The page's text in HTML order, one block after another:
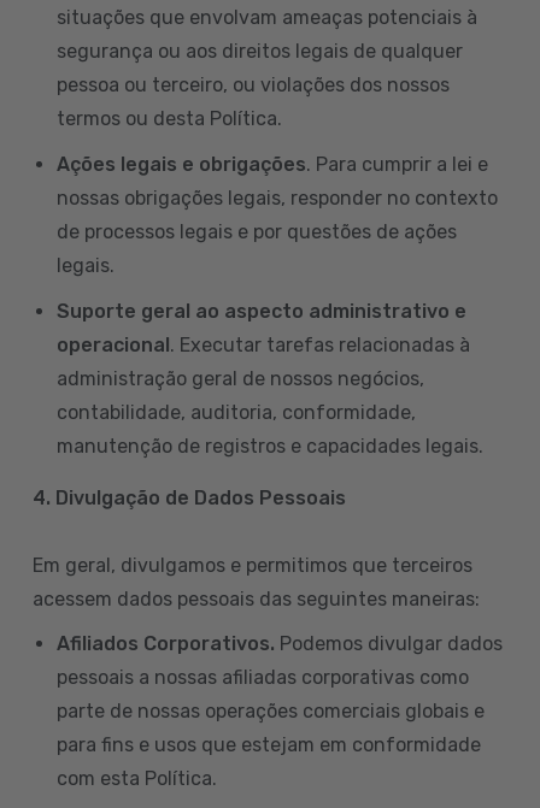
situações que envolvam ameaças potenciais à
segurança ou aos direitos legais de qualquer
pessoa ou terceiro, ou violações dos nossos
termos ou desta Política.
Ações legais e obrigações. Para cumprir a lei e
nossas obrigações legais, responder no contexto
de processos legais e por questões de ações
legais.
Suporte geral ao aspecto administrativo e
operacional. Executar tarefas relacionadas à
administração geral de nossos negócios,
contabilidade, auditoria, conformidade,
manutenção de registros e capacidades legais.
4. Divulgação de Dados Pessoais
Em geral, divulgamos e permitimos que terceiros
acessem dados pessoais das seguintes maneiras:
Afiliados Corporativos. Podemos divulgar dados
pessoais a nossas afiliadas corporativas como
parte de nossas operações comerciais globais e
para fins e usos que estejam em conformidade
com esta Política.